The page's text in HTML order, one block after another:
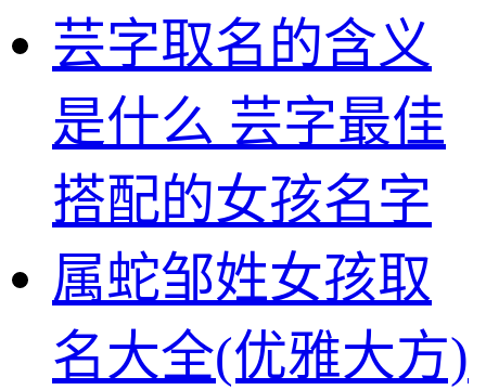
芸字取名的含义
是什么 芸字最佳
搭配的女孩名字
属蛇邹姓女孩取
名大全(优雅大方)